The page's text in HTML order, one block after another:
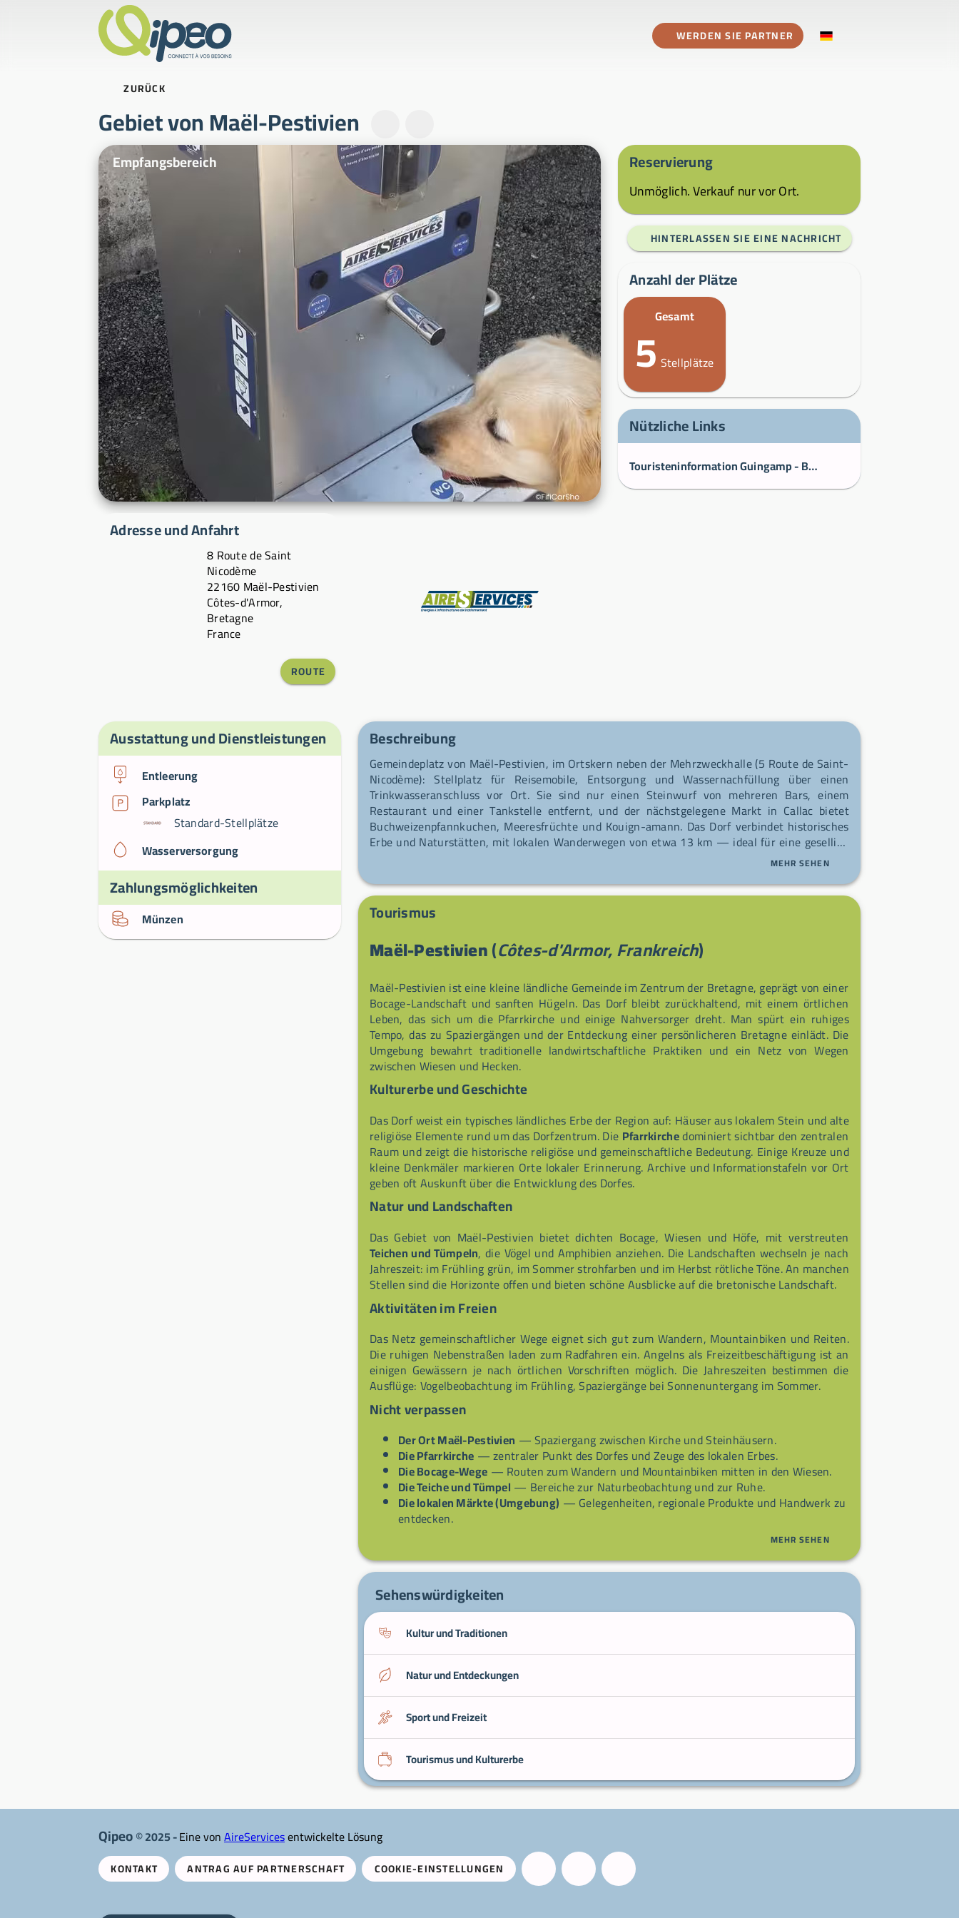
WERDEN SIE PARTNER
ZURÜCK
Gebiet von Maël-Pestivien
Beispielfotos
Empfangsbereich
Adresse und Anfahrt
8 Route de Saint
Nicodème
22160 Maël-Pestivien
Côtes-d'Armor,
Bretagne
France
ROUTE
Hersteller
Reservierung
Unmöglich. Verkauf nur vor Ort.
HINTERLASSEN SIE EINE NACHRICHT
Anzahl der Plätze
Gesamt
5 Stellplätze
Nützliche Links
Touristeninformation Guingamp - Bucht von Paimpol
Ausstattung und Dienstleistungen
Entleerung
Parkplatz
Standard-Stellplätze
Wasserversorgung
Zahlungsmöglichkeiten
Münzen
Beschreibung
Gemeindeplatz von Maël-Pestivien, im Ortskern neben der Mehrzweckhalle (5 Route de Saint-
Nicodème): Stellplatz für Reisemobile, Entsorgung und Wassernachfüllung über einen
Trinkwasseranschluss vor Ort. Sie sind nur einen Steinwurf von mehreren Bars, einem
Restaurant und einer Tankstelle entfernt, und der nächstgelegene Markt in Callac bietet
Buchweizenpfannkuchen, Meeresfrüchte und Kouign-amann. Das Dorf verbindet historisches
Erbe und Naturstätten, mit lokalen Wanderwegen von etwa 13 km — ideal für eine gesellige
MEHR SEHEN
Tourismus
Maël-Pestivien(Côtes-d'Armor, Frankreich)
Maël-Pestivien ist eine kleine ländliche Gemeinde im Zentrum der Bretagne, geprägt von einer
Bocage-Landschaft und sanften Hügeln. Das Dorf bleibt zurückhaltend, mit einem örtlichen
Leben, das sich um die Pfarrkirche und einige Nahversorger dreht. Man spürt ein ruhiges
Tempo, das zu Spaziergängen und der Entdeckung einer persönlicheren Bretagne einlädt. Die
Umgebung bewahrt traditionelle landwirtschaftliche Praktiken und ein Netz von Wegen
zwischen Wiesen und Hecken.
Kulturerbe und Geschichte
Das Dorf weist ein typisches ländliches Erbe der Region auf: Häuser aus lokalem Stein und alte
religiöse Elemente rund um das Dorfzentrum. Die Pfarrkirchedominiert sichtbar den zentralen
Raum und zeigt die historische religiöse und gemeinschaftliche Bedeutung. Einige Kreuze und
kleine Denkmäler markieren Orte lokaler Erinnerung. Archive und Informationstafeln vor Ort
geben oft Auskunft über die Entwicklung des Dorfes.
Natur und Landschaften
Das Gebiet von Maël-Pestivien bietet dichten Bocage, Wiesen und Höfe, mit verstreuten
Teichen und Tümpeln, die Vögel und Amphibien anziehen. Die Landschaften wechseln je nach
Jahreszeit: im Frühling grün, im Sommer strohfarben und im Herbst rötliche Töne. An manchen
Stellen sind die Horizonte offen und bieten schöne Ausblicke auf die bretonische Landschaft.
Aktivitäten im Freien
Das Netz gemeinschaftlicher Wege eignet sich gut zum Wandern, Mountainbiken und Reiten.
Die ruhigen Nebenstraßen laden zum Radfahren ein. Angelns als Freizeitbeschäftigung ist an
einigen Gewässern je nach örtlichen Vorschriften möglich. Die Jahreszeiten bestimmen die
Ausflüge: Vogelbeobachtung im Frühling, Spaziergänge bei Sonnenuntergang im Sommer.
Nicht verpassen
Der Ort Maël-Pestivien — Spaziergang zwischen Kirche und Steinhäusern.
Die Pfarrkirche — zentraler Punkt des Dorfes und Zeuge des lokalen Erbes.
Die Bocage-Wege — Routen zum Wandern und Mountainbiken mitten in den Wiesen.
Die Teiche und Tümpel — Bereiche zur Naturbeobachtung und zur Ruhe.
Die lokalen Märkte (Umgebung) — Gelegenheiten, regionale Produkte und Handwerk zu
entdecken.
MEHR SEHEN
Sehenswürdigkeiten
Kultur und Traditionen
Natur und Entdeckungen
Sport und Freizeit
Tourismus und Kulturerbe
Qipeo© 2025 -Eine vonAireServicesentwickelte Lösung
KONTAKT ANTRAG AUF PARTNERSCHAFT COOKIE-EINSTELLUNGEN